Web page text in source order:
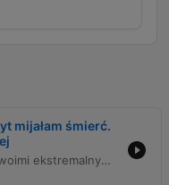
mijałam śmierć.
W tym odcinku Zoya Skubis dzieli się swoimi ekstremalnymi doświadczeniami z wypraw na ośmiotysięczniki, w tym Mount Everest, oraz relacjami z podróży do Afganistanu i na Antarktydę. Rozmawiamy o technicznych i fizjologicznych wyzwaniach wysokogórskiej wspinaczki, mitach dotyczących ekologii na szczytach oraz o trudnych aspektach dokumentowania konfliktów i sytuacji politycznych, takich jak wojna w Ukrainie. Rozmowa wykracza poza granice sportu, dotykając tematów psychologicznych: od radzenia sobie ze stratą bliskich i depresją, po analizę tożsamości i presji w pokolencie Z. Zoya refleksuje nad rolą mediów społecznościowych, systemem edukacji oraz poszukiwaniem własnej ścieżki w świecie pełnym oczekiwań i cyfrowego przebodźcowania.